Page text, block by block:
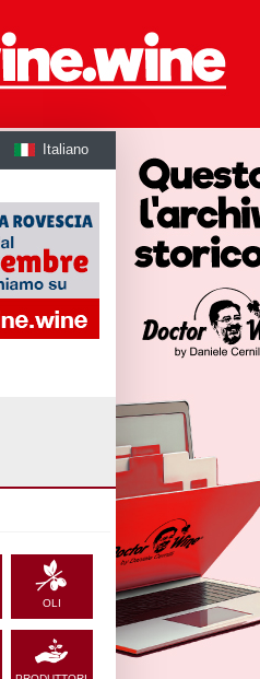
Italiano
OLI